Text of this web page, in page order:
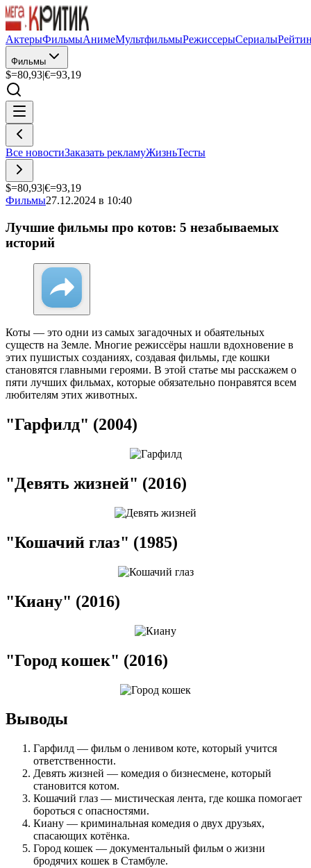
АктерыФильмыАнимеМультфильмыРежиссерыСериалы
Фильмы
$=80,93|€=93,19
Все новостиЗаказать рекламуЖизньТесты
$=80,93|€=93,19
Фильмы27.12.2024 в 10:40
Лучшие фильмы про котов: 5 незабываемых
историй
Коты — это одни из самых загадочных и обаятельных
существ на Земле. Многие режиссёры нашли вдохновение в
этих пушистых созданиях, создавая фильмы, где кошки
становятся главными героями. В этой статье мы расскажем о
пяти лучших фильмах, которые обязательно понравятся всем
любителям этих животных.
"Гарфилд" (2004)
"Девять жизней" (2016)
"Кошачий глаз" (1985)
"Киану" (2016)
"Город кошек" (2016)
Выводы
Гарфилд — фильм о ленивом коте, который учится
ответственности.
Девять жизней — комедия о бизнесмене, который
становится котом.
Кошачий глаз — мистическая лента, где кошка помогает
бороться с опасностями.
Киану — криминальная комедия о двух друзьях,
спасающих котёнка.
Город кошек — документальный фильм о жизни
бродячих кошек в Стамбуле.